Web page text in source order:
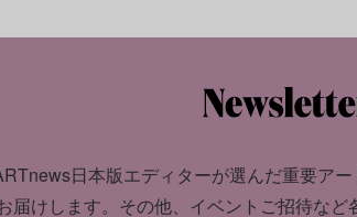
日本版エディターが選んだ重要ア
届けします。 その他、イベントご招待など